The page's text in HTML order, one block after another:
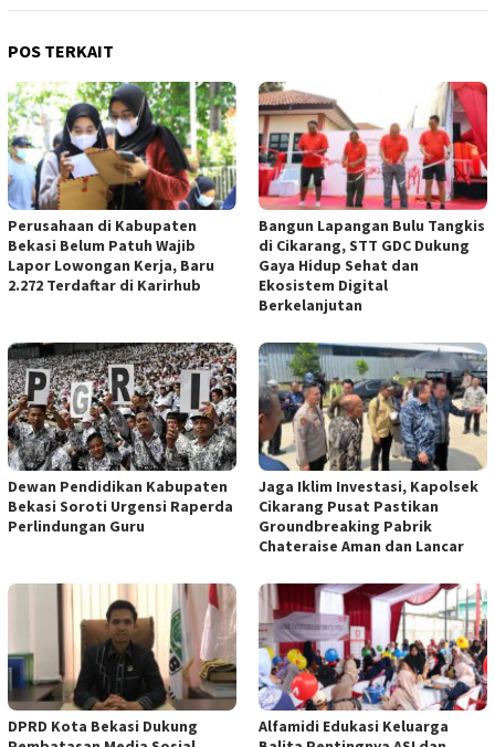
POS TERKAIT
Perusahaan di Kabupaten
Bekasi Belum Patuh Wajib
Lapor Lowongan Kerja, Baru
2.272 Terdaftar di Karirhub
Bangun Lapangan Bulu Tangkis
di Cikarang, STT GDC Dukung
Gaya Hidup Sehat dan
Ekosistem Digital
Berkelanjutan
Dewan Pendidikan Kabupaten
Bekasi Soroti Urgensi Raperda
Perlindungan Guru
Jaga Iklim Investasi, Kapolsek
Cikarang Pusat Pastikan
Groundbreaking Pabrik
Chateraise Aman dan Lancar
DPRD Kota Bekasi Dukung
Alfamidi Edukasi Keluarga